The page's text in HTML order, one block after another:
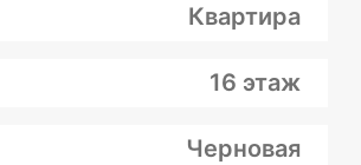
Квартира
16 этаж
Черновая